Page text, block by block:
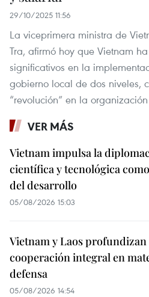
29/10/2025 11:56
La viceprimera ministra de
Tra, afirmó hoy que Vietnam
significativos en la
gobierno local de dos niveles,
“revolución” en la
VER MÁS
Vietnam impulsa la
científica y tecnológica
del desarrollo
05/08/2026 15:03
Vietnam y Laos profundizan
cooperación integral en
defensa
05/08/2026 14:54